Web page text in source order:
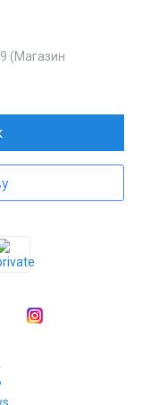
(Магазин